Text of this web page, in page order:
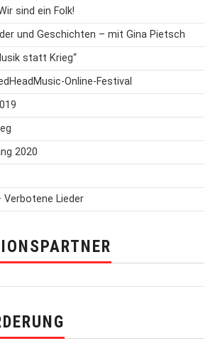
sind ein Folk!
und Geschichten – mit Gina Pietsch
statt Krieg“
Online-Festival
2020
Verbotene Lieder